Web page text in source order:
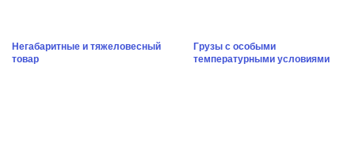
Негабаритные и тяжеловесный
товар
Грузы с особыми
температурными условиями